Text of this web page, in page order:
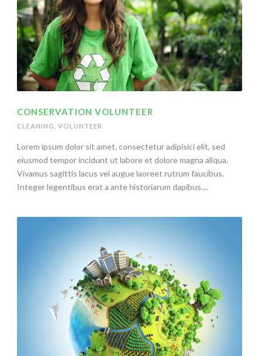
CONSERVATION VOLUNTEER
CLEANING VOLUNTEER
Lorem ipsum dolor sit amet, consectetur adipisici elit, sed
eiusmod tempor incidunt ut labore et dolore magna aliqua.
Vivamus sagittis lacus vel augue laoreet rutrum faucibus.
Integer legentibus erat a ante historiarum dapibus....